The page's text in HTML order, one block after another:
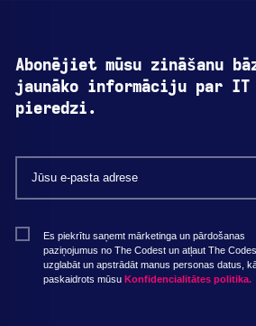
Abonējiet mūsu zināšanu
jaunāko informāciju par IT
pieredzi.
Es piekrītu saņemt mārketinga un pārdošanas
paziņojumus no The Codest un atļaut The
uzglabāt un apstrādāt manus personas datus,
paskaidrots mūsu Konfidencialitātes politika.